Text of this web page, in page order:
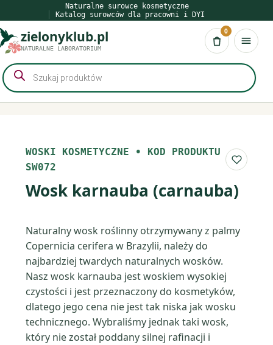
do
treści
Naturalne surowce kosmetyczne
Katalog surowców dla pracowni i DYI
zielonyklub.pl
NATURALNE LABORATORIUM Koszyk
0
Wyszukiwarka
produktów
WOSKI KOSMETYCZNE • KOD PRODUKTU
SW072
Do
Wosk karnauba (carnauba)
Naturalny wosk roślinny otrzymywany z palmy
Copernicia cerifera w Brazylii, należy do
najbardziej twardych naturalnych wosków.
Nasz wosk karnauba jest woskiem wysokiej
czystości i jest przeznaczony do kosmetyków,
dlatego jego cena nie jest tak niska jak wosku
technicznego. Wybraliśmy jednak taki wosk,
który nie został poddany silnej rafinacji i